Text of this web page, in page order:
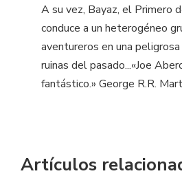
A su vez, Bayaz, el Primero
conduce a un heterogéneo
aventureros en una
ruinas del pasado...«Joe
fantástico.» George R.R.
Artículos